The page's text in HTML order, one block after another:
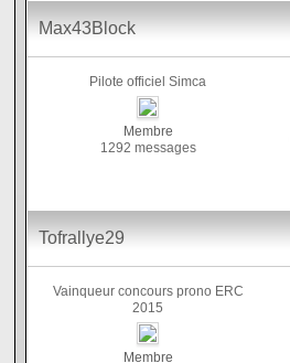
Max43Block
Pilote officiel Simca
Membre
1292 messages
Tofrallye29
Vainqueur concours prono ERC
2015
Membre